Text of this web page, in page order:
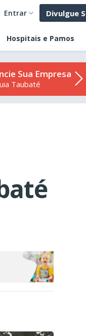
Entrar Divulgue
Hospitais e Pamos
Sua Empresa
Taubaté